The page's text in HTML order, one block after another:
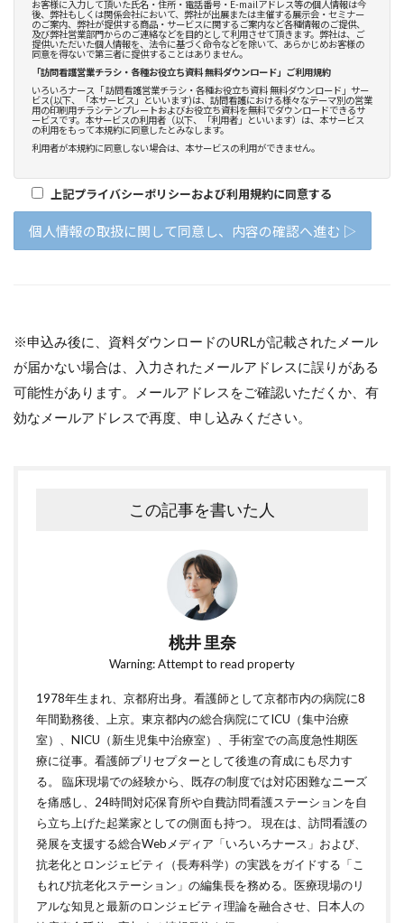
※申込み後に、資料ダウンロードのURLが記載されたメール
が届かない場合は、入力されたメールアドレスに誤りがある
可能性があります。メールアドレスをご確認いただくか、有
効なメールアドレスで再度、申し込みください。
この記事を書いた人
桃井 里奈
Warning: Attempt to read property
1978年生まれ、京都府出身。看護師として京都市内の病院に8
年間勤務後、上京。東京都内の総合病院にてICU（集中治療
室）、NICU（新生児集中治療室）、手術室での高度急性期医
療に従事。看護師プリセプターとして後進の育成にも尽力す
る。 臨床現場での経験から、既存の制度では対応困難なニーズ
を痛感し、24時間対応保育所や自費訪問看護ステーションを自
ら立ち上げた起業家としての側面も持つ。 現在は、訪問看護の
発展を支援する総合Webメディア「いろいろナース」および、
抗老化とロンジェビティ（長寿科学）の実践をガイドする「こ
もれび抗老化ステーション」の編集長を務める。医療現場のリ
アルな知見と最新のロンジェビティ理論を融合させ、日本人の